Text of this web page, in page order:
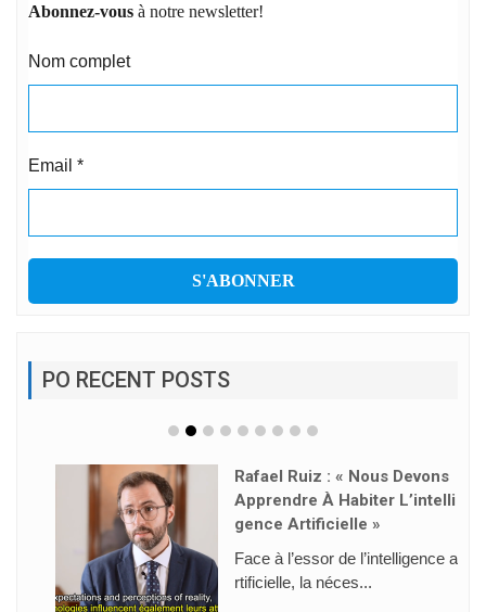
Abonnez-vous à notre newsletter!
Nom complet
Email *
PO RECENT POSTS
Rafael Ruiz : « Nous Devons
Apprendre À Habiter L’intelli
Gence Artificielle »
Face à l’essor de l’intelligence a
rtificielle, la néces...